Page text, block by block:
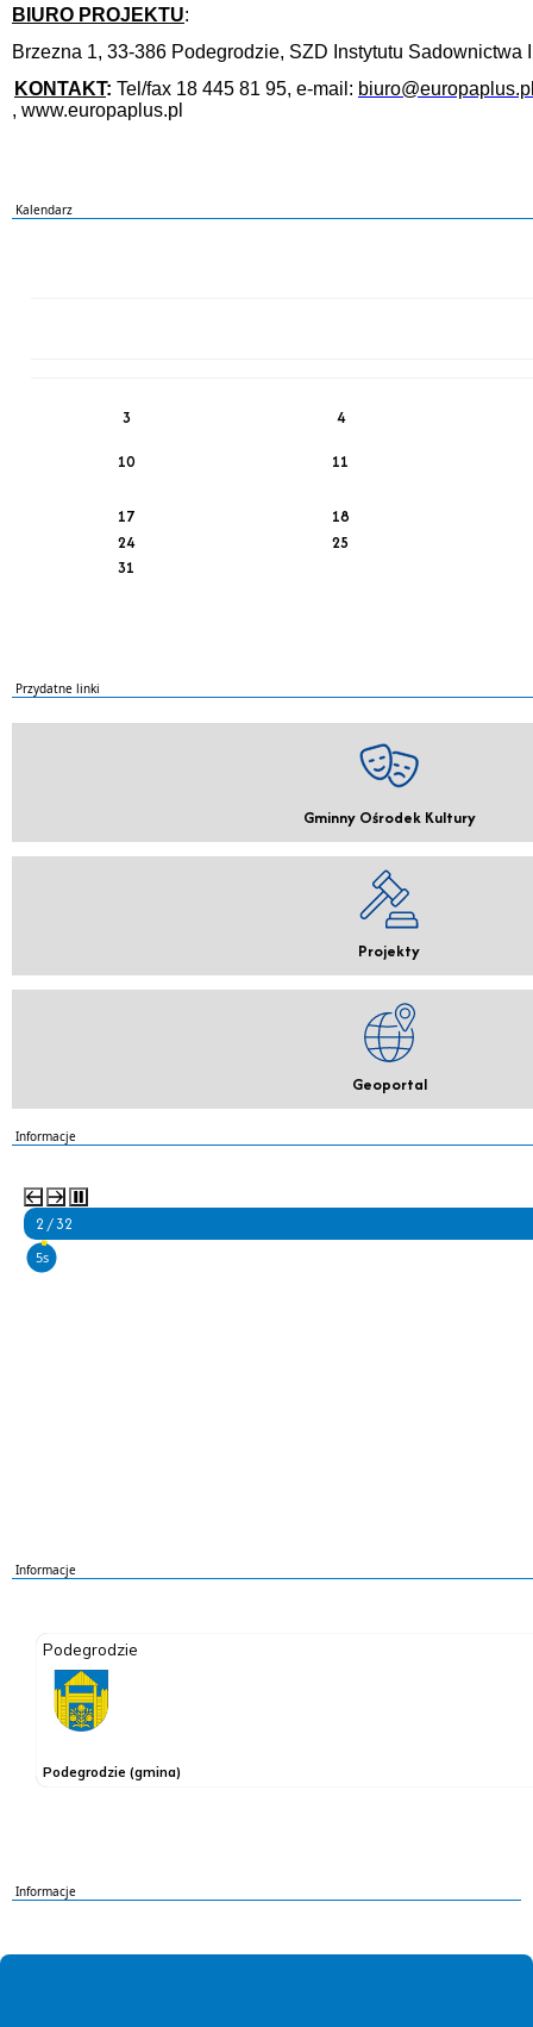
BIURO PROJEKTU:
Brzezna 1, 33-386 Podegrodzie, SZD Instytutu Sadownictwa
KONTAKT: Tel/fax 18 445 81 95, e-mail:
, www.europaplus.pl
Kalendarz
3
4
10
11
17
18
24
25
31
Przydatne linki
Gminny Ośrodek Kultury
Projekty
Geoportal
Informacje
2 / 32
4s
Informacje
Informacje